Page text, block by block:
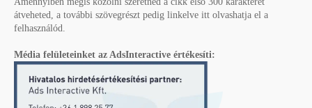
átveheted, a további szövegrészt pedig linkelve itt olvashatja el a
felhasználód.
Média felületeinket az AdsInteractive értékesíti: